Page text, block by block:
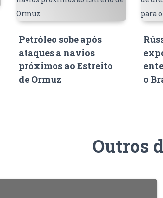
Petróleo sobe após
ataques a navios
próximos ao Estreito
de Ormuz
o
Outros